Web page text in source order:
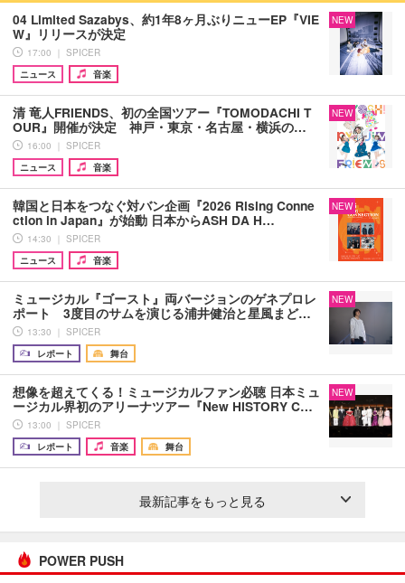
04 Limited Sazabys、約1年8ヶ月ぶりニューEP『VIE
W』リリースが決定
17:00 ｜ SPICER
ニュース
音楽
NEW
清 竜人FRIENDS、初の全国ツアー『TOMODACHI T
OUR』開催が決定 神戸・東京・名古屋・横浜の…
16:00 ｜ SPICER
ニュース
音楽
NEW
韓国と日本をつなぐ対バン企画『2026 Rising Conne
ction in Japan』が始動 日本からASH DA H…
14:30 ｜ SPICER
ニュース
音楽
NEW
ミュージカル『ゴースト』両バージョンのゲネプロレ
ポート 3度目のサムを演じる浦井健治と星風まど…
13:30 ｜ SPICER
レポート
舞台
NEW
想像を超えてくる！ミュージカルファン必聴 日本ミュ
ージカル界初のアリーナツアー『New HISTORY C…
13:00 ｜ SPICER
レポート
音楽 舞台
NEW
最新記事をもっと見る
POWER PUSH